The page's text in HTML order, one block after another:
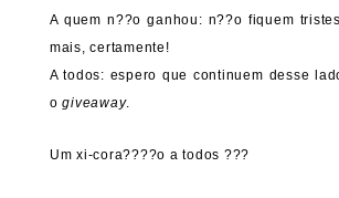
A quem n??o ganhou: n??o fiquem
mais, certamente!
A todos: espero que continuem desse
ogiveaway.
Um xi-cora????o a todos ???